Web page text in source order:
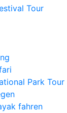
Tour
Park Tour
fahren